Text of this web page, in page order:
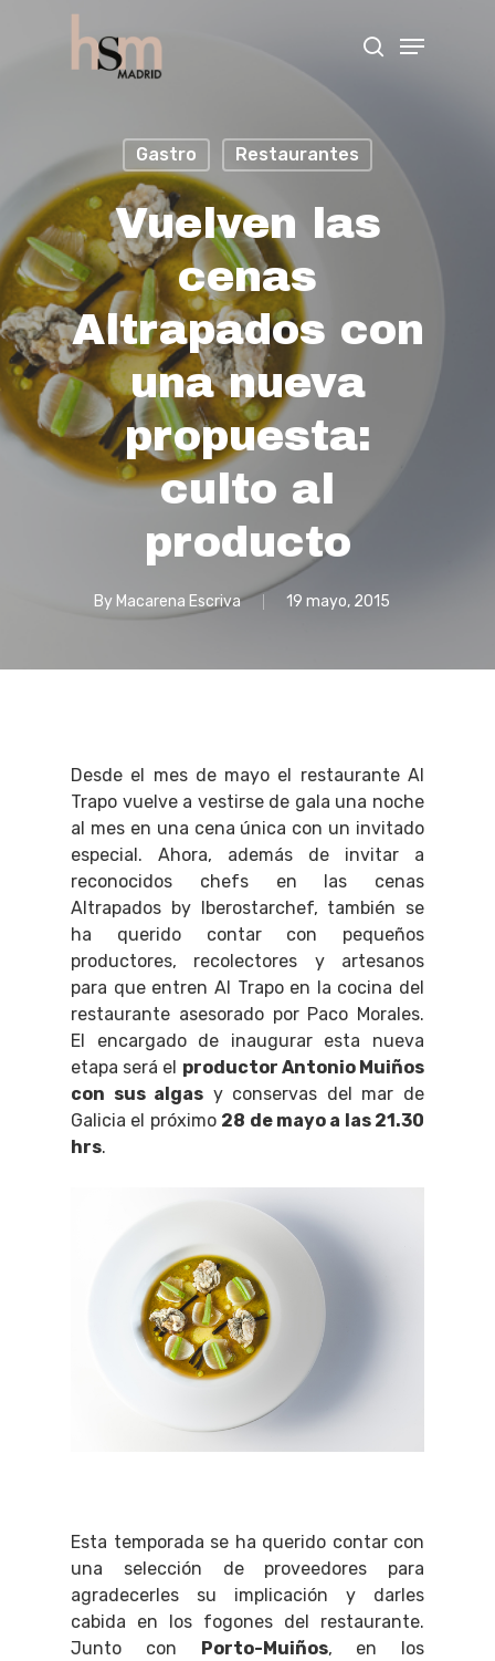
Gastro Restaurantes
Vuelven las
cenas
Altrapados con
una nueva
propuesta:
culto al
producto
By Macarena Escriva 19 mayo, 2015
Desde el mes de mayo el restaurante Al
Trapo vuelve a vestirse de gala una noche
al mes en una cena única con un invitado
especial. Ahora, además de invitar a
reconocidos chefs en las cenas
Altrapados by Iberostarchef, también se
ha querido contar con pequeños
productores, recolectores y artesanos
para que entren Al Trapo en la cocina del
restaurante asesorado por Paco Morales.
El encargado de inaugurar esta nueva
etapa será el productor Antonio Muiños
con sus algas y conservas del mar de
Galicia el próximo 28 de mayo a las 21.30
hrs.
Esta temporada se ha querido contar con
una selección de proveedores para
agradecerles su implicación y darles
cabida en los fogones del restaurante.
Junto con
Porto-Muiños, en los